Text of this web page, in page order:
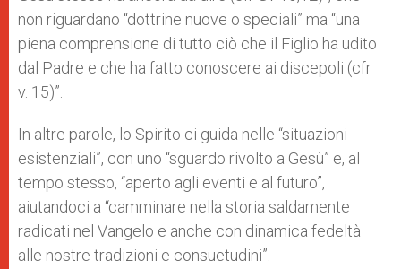
non riguardano “dottrine nuove o speciali” ma “una
piena comprensione di tutto ciò che il Figlio ha udito
dal Padre e che ha fatto conoscere ai discepoli (cfr
v. 15)”.
In altre parole, lo Spirito ci guida nelle “situazioni
esistenziali”, con uno “sguardo rivolto a Gesù” e, al
tempo stesso, “aperto agli eventi e al futuro”,
aiutandoci a “camminare nella storia saldamente
radicati nel Vangelo e anche con dinamica fedeltà
alle nostre tradizioni e consuetudini”.